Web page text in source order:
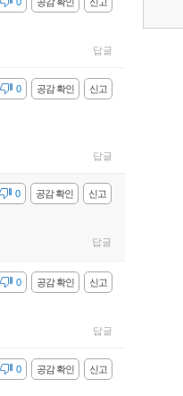
답글
신고
공감 확인
0
답글
신고
공감 확인
0
답글
신고
공감 확인
0
답글
신고
공감 확인
0